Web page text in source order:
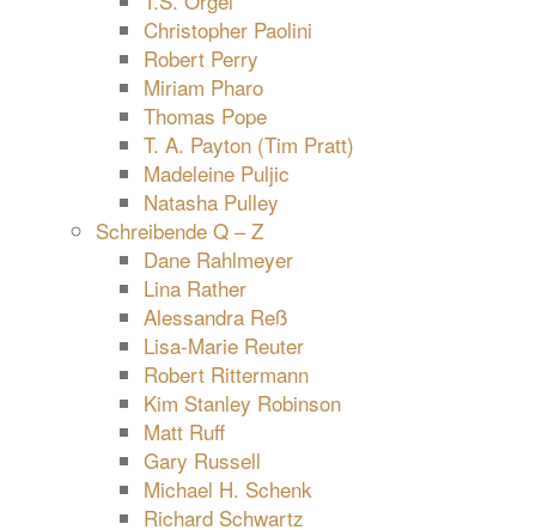
Christopher Paolini
Robert Perry
Miriam Pharo
Thomas Pope
T. A. Payton (Tim Pratt)
Madeleine Puljic
Natasha Pulley
Schreibende Q – Z
Dane Rahlmeyer
Lina Rather
Alessandra Reß
Lisa-Marie Reuter
Robert Rittermann
Kim Stanley Robinson
Matt Ruff
Gary Russell
Michael H. Schenk
Richard Schwartz